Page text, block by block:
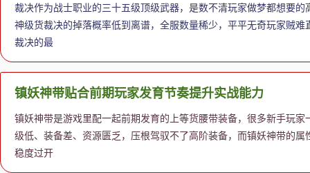
裁决作为战士职业的三十五级顶级武器，是数不清玩家做梦都想要
神级货裁决的掉落概率低到离谱，全服数量稀少，平平无奇玩家贼
裁决的最
镇妖神带贴合前期玩家发育节奏提升实战能力
镇妖神带是游戏里配一起前期发育的上等货腰带装备，很多新手玩
级低、装备差、资源匮乏，压根驾驭不了高阶装备，而镇妖神带的
稳度过开